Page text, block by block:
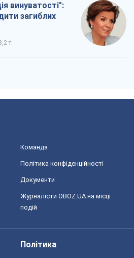
винуватості":
загиблих
т.
Команда
Політика конфіденційності
Документи
Журналісти OBOZ.UA на місці
подій
Політика